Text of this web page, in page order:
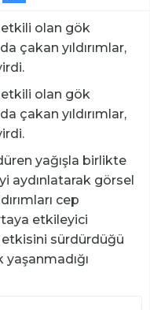
olan gök
çakan yıldırımlar,
olan gök
çakan yıldırımlar,
yağışla birlikte
aydınlatarak görsel
cep
etkileyici
etkisini sürdürdüğü